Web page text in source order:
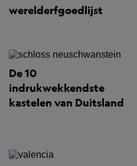
werelderfgoedlijst
De 10
indrukwekkendste
kastelen van Duitsland